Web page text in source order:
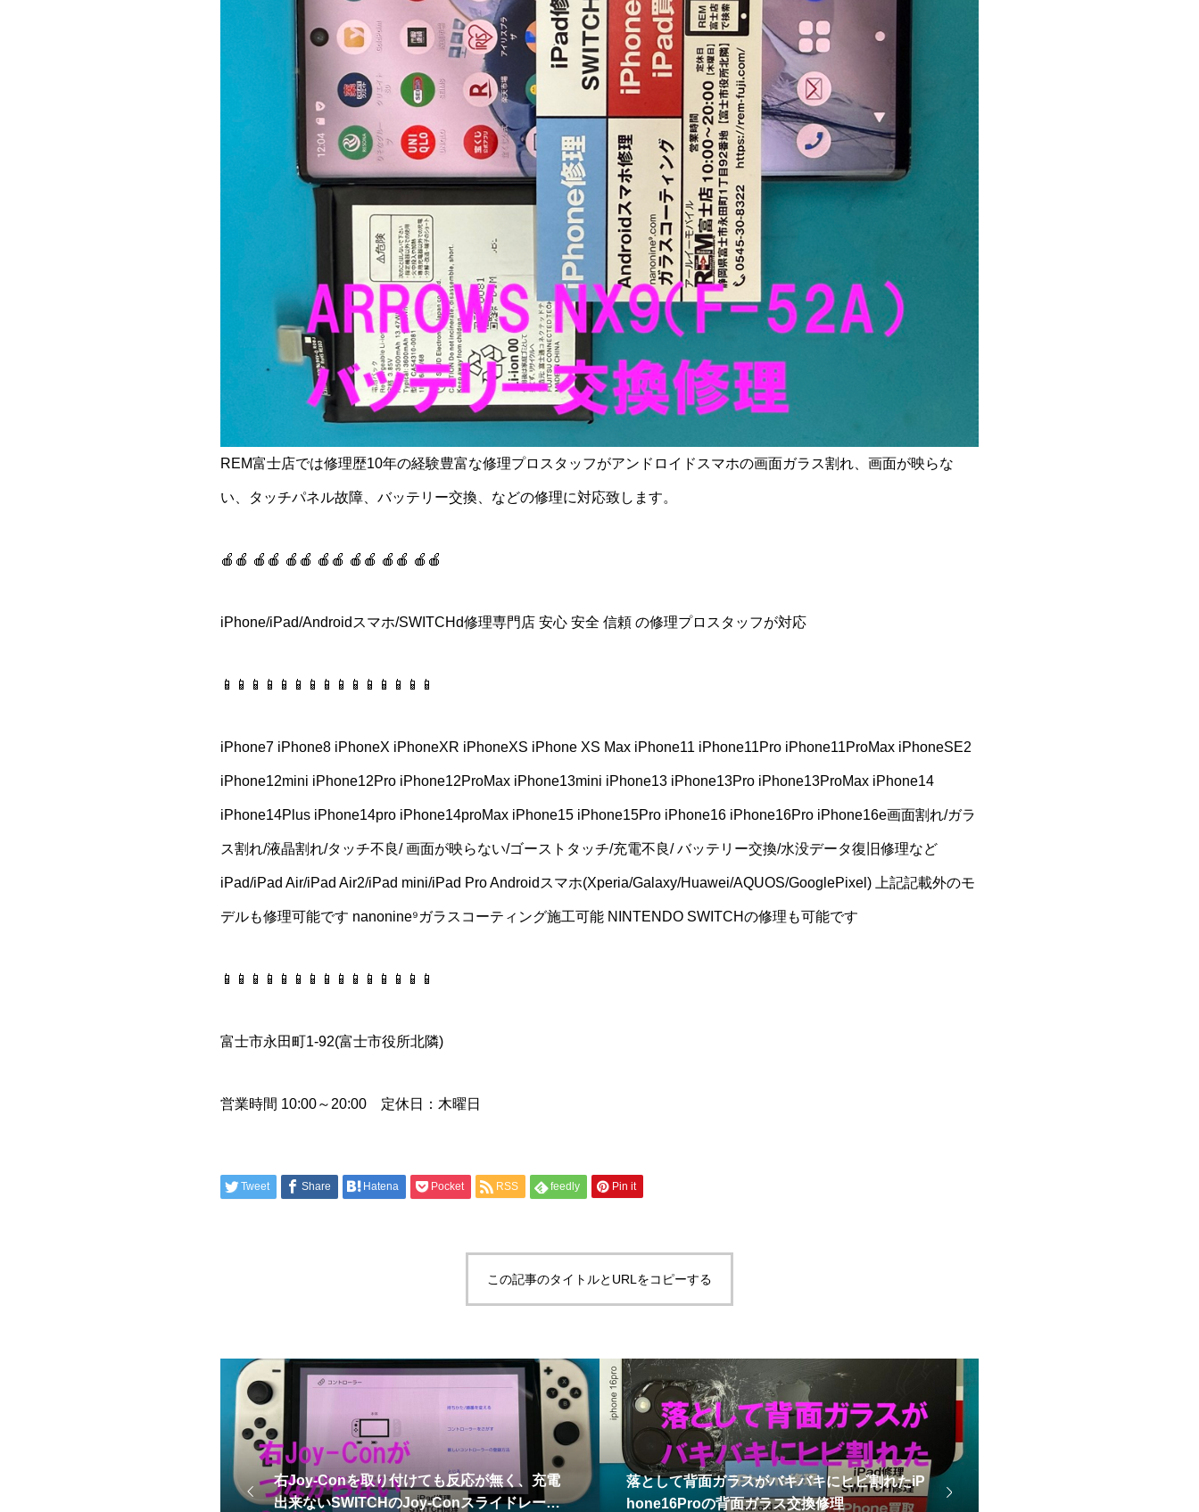
REM富士店では修理歴10年の経験豊富な修理プロスタッフがアンドロイドスマホの画面ガラス割れ、画面が映らな
い、タッチパネル故障、バッテリー交換、などの修理に対応致します。
🍎🍎 🍎🍎 🍎🍎 🍎🍎 🍎🍎 🍎🍎 🍎🍎
iPhone/iPad/Androidスマホ/SWITCHd修理専門店 安心 安全 信頼 の修理プロスタッフが対応
📱📱📱📱📱📱📱📱📱📱📱📱📱📱📱
iPhone7 iPhone8 iPhoneX iPhoneXR iPhoneXS iPhone XS Max iPhone11 iPhone11Pro iPhone11ProMax iPhoneSE2
iPhone12mini iPhone12Pro iPhone12ProMax iPhone13mini iPhone13 iPhone13Pro iPhone13ProMax iPhone14
iPhone14Plus iPhone14pro iPhone14proMax iPhone15 iPhone15Pro iPhone16 iPhone16Pro iPhone16e画面割れ/ガラ
ス割れ/液晶割れ/タッチ不良/ 画面が映らない/ゴーストタッチ/充電不良/ バッテリー交換/水没データ復旧修理など
iPad/iPad Air/iPad Air2/iPad mini/iPad Pro Androidスマホ(Xperia/Galaxy/Huawei/AQUOS/GooglePixel) 上記記載外のモ
デルも修理可能です nanonine⁹ガラスコーティング施工可能 NINTENDO SWITCHの修理も可能です
📱📱📱📱📱📱📱📱📱📱📱📱📱📱📱
富士市永田町1-92(富士市役所北隣)
営業時間 10:00～20:00 定休日：木曜日
Tweet Share Hatena Pocket RSS feedly Pin it
この記事のタイトルとURLをコピーする
右Joy-Conを取り付けても反応が無く、充電
出来ないSWITCHのJoy-Conスライドレール
落として背面ガラスがバキバキにヒビ割れたiP
hone16Proの背面ガラス交換修理